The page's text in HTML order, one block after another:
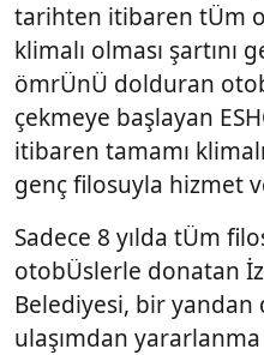
tarihten itibaren tÜm
klimalı olması şartını
ömrÜnÜ dolduran
çekmeye başlayan
itibaren tamamı
genç filosuyla hizmet
Sadece 8 yılda tÜm
otobÜslerle donatan
Belediyesi, bir
ulaşımdan